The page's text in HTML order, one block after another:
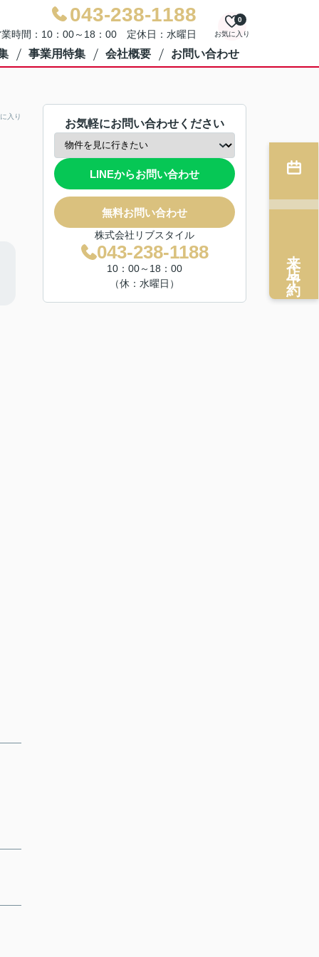
043-238-1188
時間：10：00～18：00 定休日：水曜日 お気に入り
0
事業用特集 会社概要 お問い合わせ
入り
お気軽にお問い合わせください
LINEからお問い合わせ
無料お問い合わせ
株式会社リブスタイル
043-238-1188
10：00～18：00
（休：水曜日）
来店予約